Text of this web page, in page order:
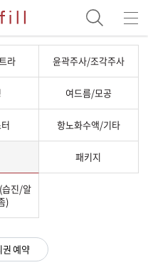
라 윤곽주사/조각주사
여드름/모공
항노화수액/기타
패키지
습진/알
)
예약